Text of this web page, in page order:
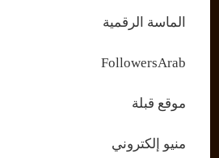
الماسة الرقمية
FollowersArab
موقع قبلة
منيو إلكتروني